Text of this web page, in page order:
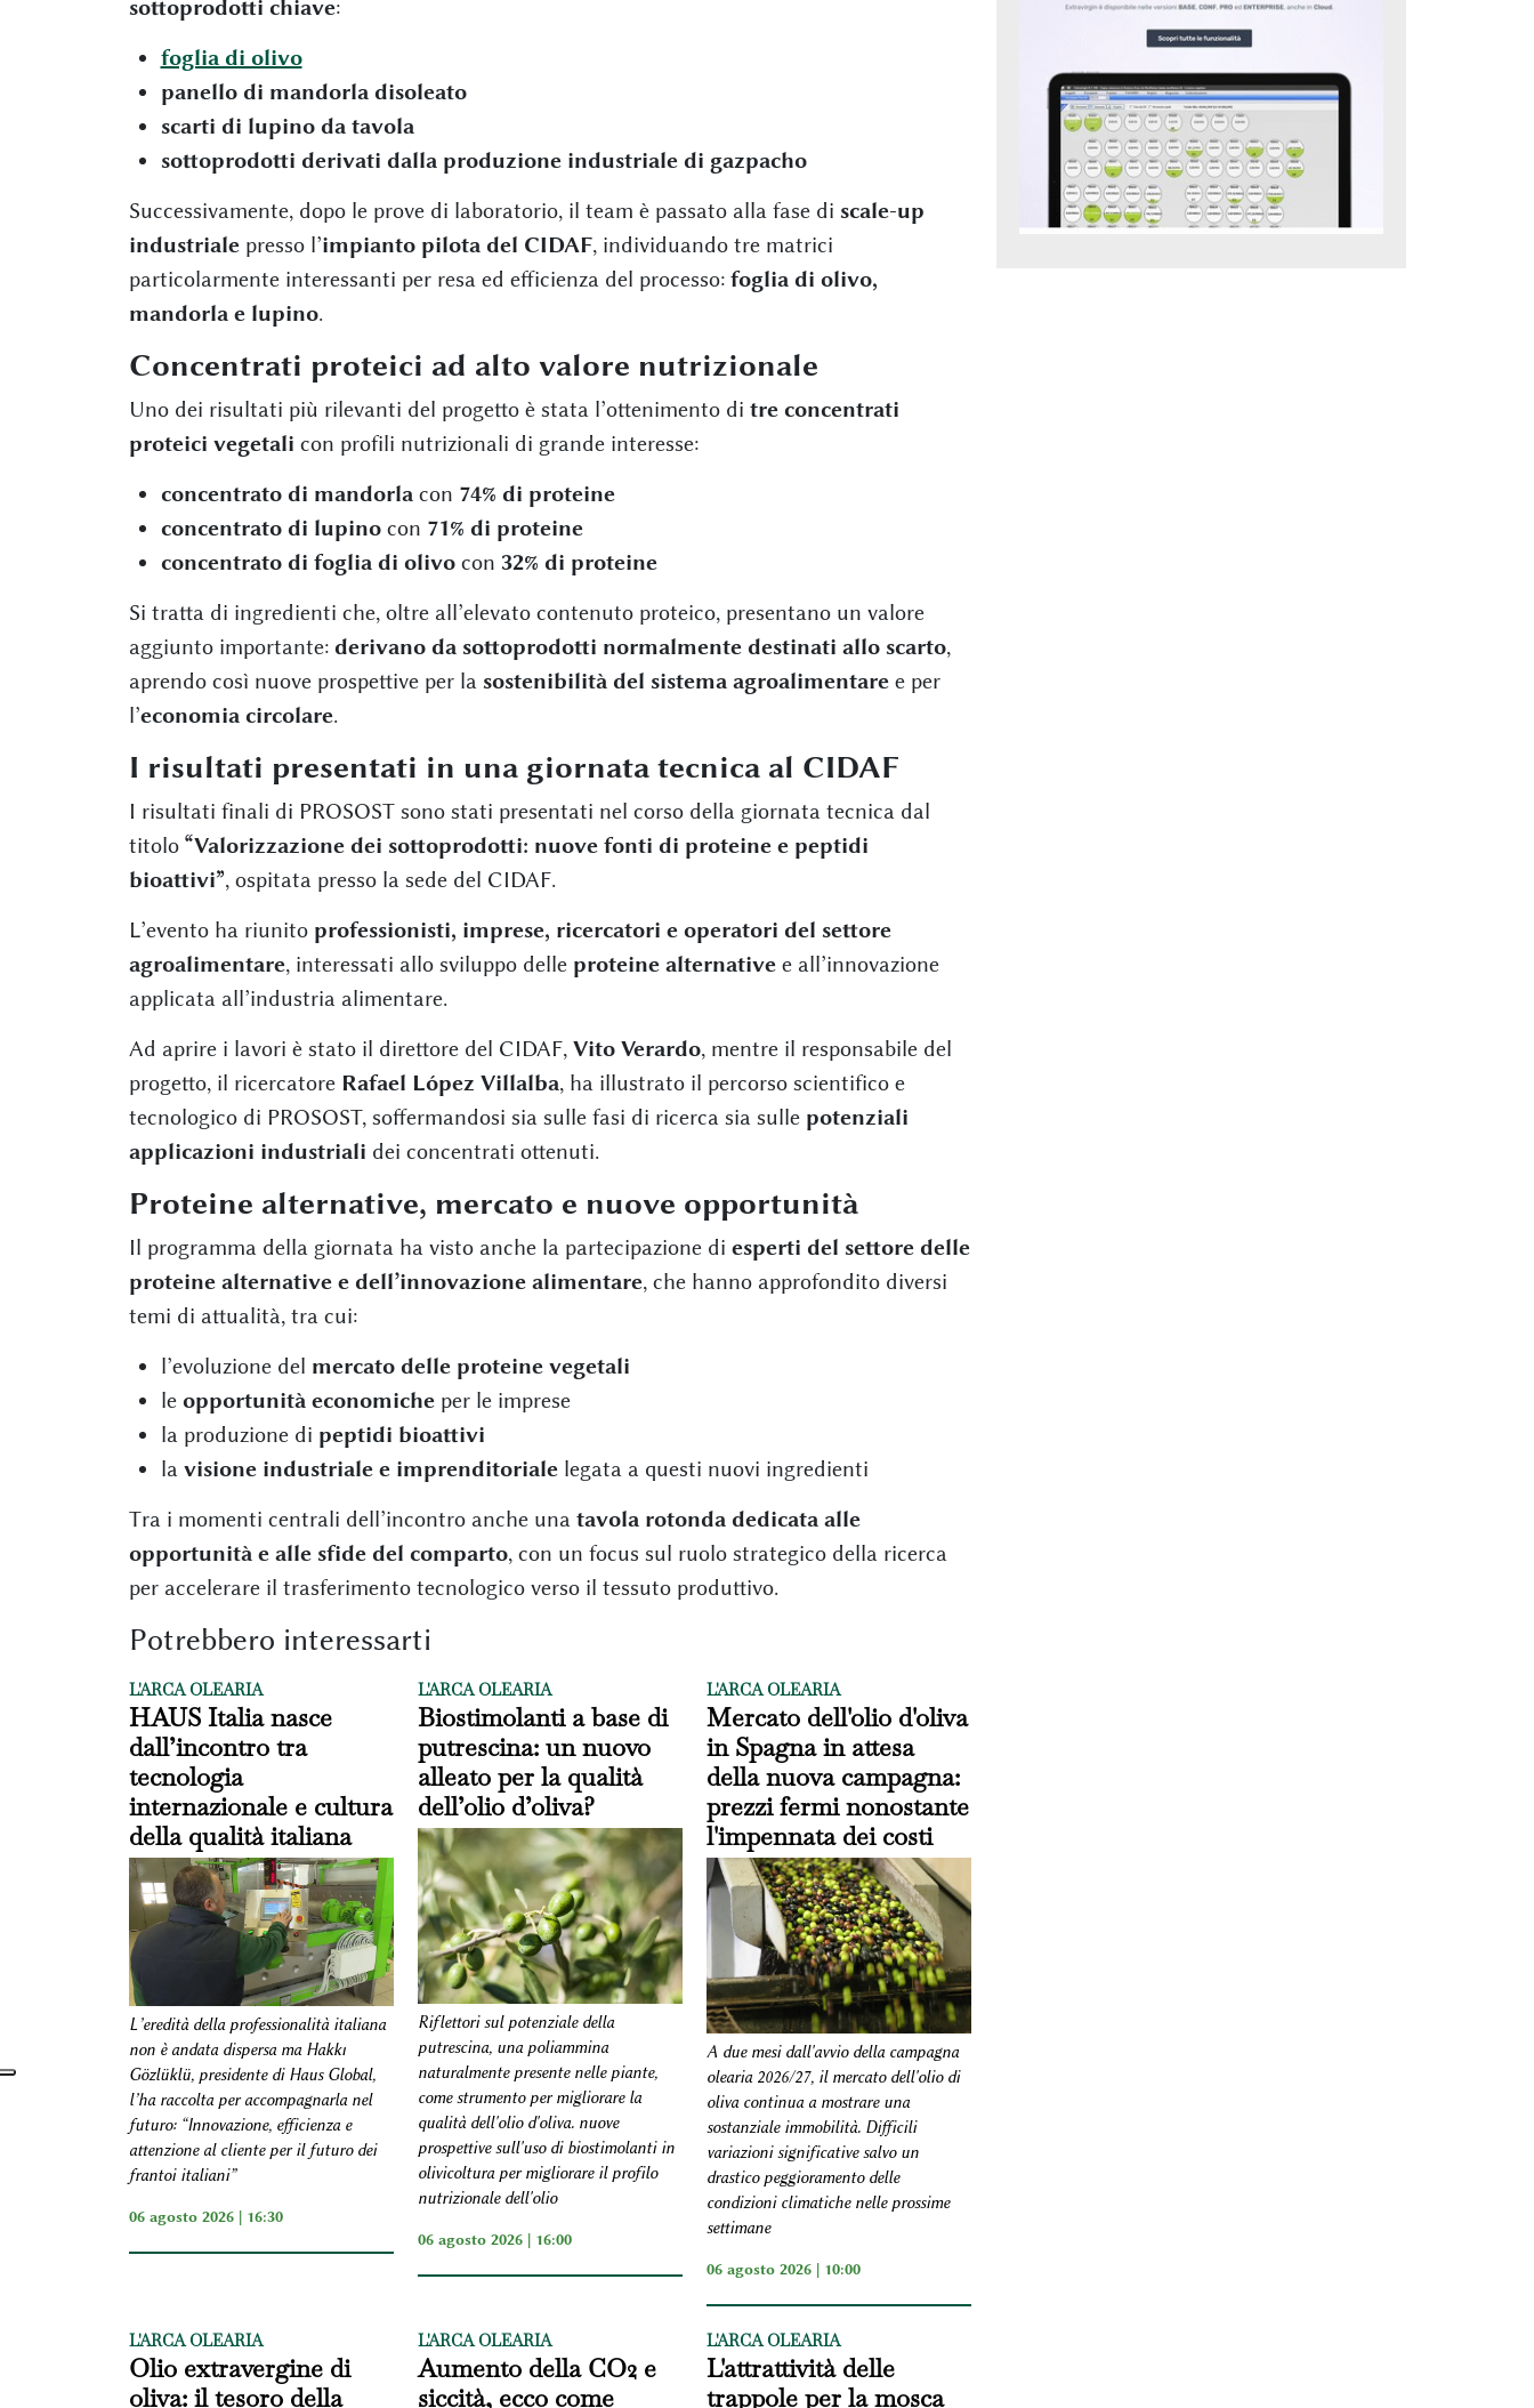
sottoprodotti chiave:
foglia di olivo
panello di mandorla disoleato
scarti di lupino da tavola
sottoprodotti derivati dalla produzione industriale di gazpacho
Successivamente, dopo le prove di laboratorio, il team è passato alla fase di scale-up
industrialepresso l’impianto pilota del CIDAF, individuando tre matrici
particolarmente interessanti per resa ed efficienza del processo: foglia di olivo,
mandorla e lupino.
Concentrati proteici ad alto valore nutrizionale
Uno dei risultati più rilevanti del progetto è stata l’ottenimento di tre concentrati
proteici vegetali con profili nutrizionali di grande interesse:
concentrato di mandorla con 74% di proteine
concentrato di lupinocon 71% di proteine
concentrato di foglia di olivocon 32% di proteine
Si tratta di ingredienti che, oltre all’elevato contenuto proteico, presentano un valore
aggiunto importante: derivano da sottoprodotti normalmente destinati allo scarto,
aprendo così nuove prospettive per la sostenibilità del sistema agroalimentaree per
l’economia circolare.
I risultati presentati in una giornata tecnica al CIDAF
I risultati finali di PROSOST sono stati presentati nel corso della giornata tecnica dal
titolo “Valorizzazione dei sottoprodotti: nuove fonti di proteine e peptidi
bioattivi”, ospitata presso la sede del CIDAF.
L’evento ha riunito professionisti, imprese, ricercatori e operatori del settore
agroalimentare, interessati allo sviluppo delle proteine alternativee all’innovazione
applicata all’industria alimentare.
Ad aprire i lavori è stato il direttore del CIDAF, Vito Verardo, mentre il responsabile del
progetto, il ricercatore Rafael López Villalba, ha illustrato il percorso scientifico e
tecnologico di PROSOST, soffermandosi sia sulle fasi di ricerca sia sulle potenziali
applicazioni industriali dei concentrati ottenuti.
Proteine alternative, mercato e nuove opportunità
Il programma della giornata ha visto anche la partecipazione di esperti del settore delle
proteine alternative e dell’innovazione alimentare, che hanno approfondito diversi
temi di attualità, tra cui:
l’evoluzione del mercato delle proteine vegetali
le opportunità economicheper le imprese
la produzione di peptidi bioattivi
la visione industriale e imprenditorialelegata a questi nuovi ingredienti
Tra i momenti centrali dell’incontro anche una tavola rotonda dedicata alle
opportunità e alle sfide del comparto, con un focus sul ruolo strategico della ricerca
per accelerare il trasferimento tecnologico verso il tessuto produttivo.
Potrebbero interessarti
L'ARCA OLEARIA
HAUS Italia nasce
dall’incontro tra
tecnologia
internazionale e cultura
della qualità italiana
L’eredità della professionalità italiana
non è andata dispersa ma Hakkı
Gözlüklü, presidente di Haus Global,
l’ha raccolta per accompagnarla nel
futuro: “Innovazione, efficienza e
attenzione al cliente per il futuro dei
frantoi italiani”
06 agosto 2026 | 16:30
L'ARCA OLEARIA
Biostimolanti a base di
putrescina: un nuovo
alleato per la qualità
dell’olio d’oliva?
Riflettori sul potenziale della
putrescina, una poliammina
naturalmente presente nelle piante,
come strumento per migliorare la
qualità dell'olio d'oliva. nuove
prospettive sull'uso di biostimolanti in
olivicoltura per migliorare il profilo
nutrizionale dell'olio
06 agosto 2026 | 16:00
L'ARCA OLEARIA
Mercato dell'olio d'oliva
in Spagna in attesa
della nuova campagna:
prezzi fermi nonostante
l'impennata dei costi
A due mesi dall'avvio della campagna
olearia 2026/27, il mercato dell'olio di
oliva continua a mostrare una
sostanziale immobilità. Difficili
variazioni significative salvo un
drastico peggioramento delle
condizioni climatiche nelle prossime
settimane
06 agosto 2026 | 10:00
L'ARCA OLEARIA
Olio extravergine di
oliva: il tesoro della
L'ARCA OLEARIA
Aumento della CO2 e
siccità, ecco come
L'ARCA OLEARIA
L'attrattività delle
trappole per la mosca